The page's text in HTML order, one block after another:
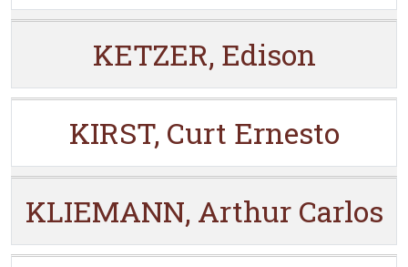
KETZER, Edison
KIRST, Curt Ernesto
KLIEMANN, Arthur Carlos